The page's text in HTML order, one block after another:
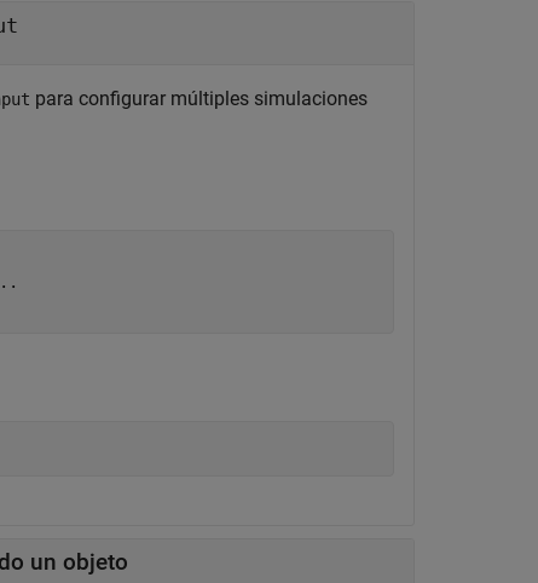
para configurar múltiples simulaciones
un objeto